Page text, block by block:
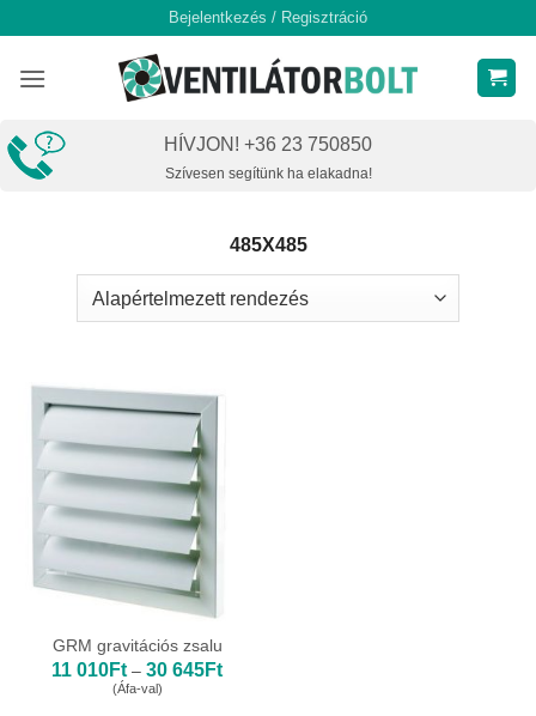
content
Bejelentkezés / Regisztráció
HÍVJON! +36 23 750850
Szívesen segítünk ha elakadna!
485X485
GRM gravitációs zsalu
11 010Ft – 30 645FtÁrtartomány:
(Áfa-val)